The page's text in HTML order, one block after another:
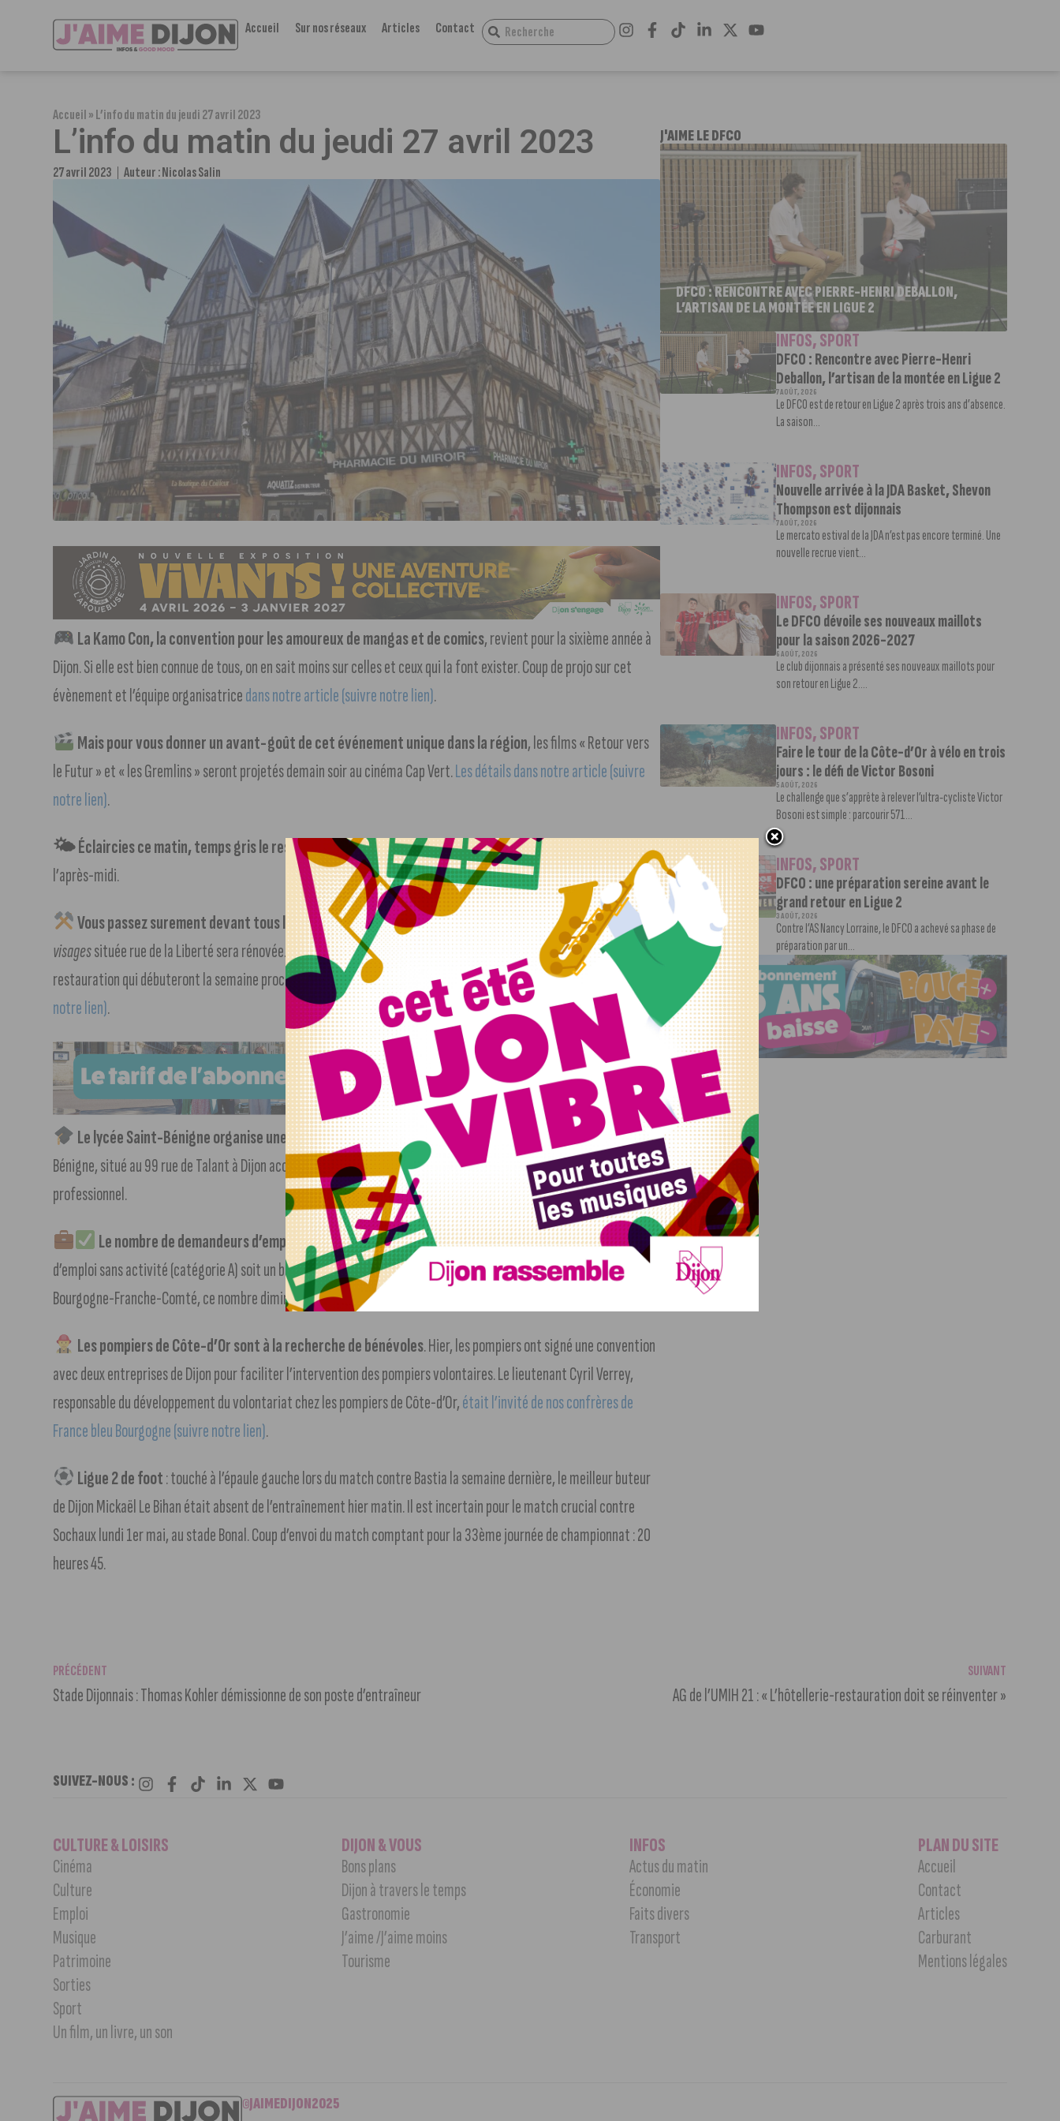
Accueil Sur nos réseaux Articles Contact
Accueil»L’info du matin du jeudi 27 avril 2023
L’info du matin du jeudi 27 avril 2023
27 avril 2023 Auteur :Nicolas Salin
La Kamo Con, la convention pour les amoureux de mangas et de comics, revient pour la sixième année à
Dijon. Si elle est bien connue de tous, on en sait moins sur celles et ceux qui la font exister. Coup de projo sur cet
évènement et l’équipe organisatricedans notre article (suivre notre lien).
Mais pour vous donner un avant-goût de cet événement unique dans la région, les films « Retour vers
le Futur » et « les Gremlins » seront projetés demain soir au cinéma Cap Vert.Les détails dans notre article (suivre
notre lien).
🌤 Éclaircies ce matin, temps gris le reste du temps.Comptez 10 degrés pour la matinée, 15 degrés pour
l’après-midi.
Vous passez surement devant tous les jours, elle est l’un des symboles de Dijon:la Maison aux trois
visagessituée rue de la Liberté sera rénovée. 6 mois et 500.000 euros seront nécessaires pour les travaux de
restauration qui débuteront la semaine prochaine.Les détails dans l’article de nos confrères du Bien Public (suivre
notre lien).
Le lycée Saint-Bénigne organise une journée portes ouvertes demain de 17h à 20h. Le lycée Saint-
Bénigne, situé au 99 rue de Talant à Dijon accompagne les élèves jusqu’au BAC général, technologique ou
professionnel.
Le nombre de demandeurs d’emploi continue de baisser en Côte d’Or. On compte 18.000 demandeurs
d’emploi sans activité (catégorie A) soit un baisse de 0,9 % sur un trimestre et de 1,6% sur un an. Dans la région
Bourgogne-Franche-Comté, ce nombre diminue de 1,3% sur un trimestre (soit une baisse de 2,8 % sur un an).
Les pompiers de Côte-d’Or sont à la recherche de bénévoles. Hier, les pompiers ont signé une convention
avec deux entreprises de Dijon pour faciliter l’intervention des pompiers volontaires. Le lieutenant Cyril Verrey,
responsable du développement du volontariat chez les pompiers de Côte-d’Or,était l’invité de nos confrères de
France bleu Bourgogne (suivre notre lien).
Ligue 2 de foot: touché à l’épaule gauche lors du match contre Bastia la semaine dernière, le meilleur buteur
de Dijon Mickaël Le Bihan était absent de l’entraînement hier matin. Il est incertain pour le match crucial contre
Sochaux lundi 1er mai, au stade Bonal. Coup d’envoi du match comptant pour la 33ème journée de championnat : 20
heures 45.
J'AIME LE DFCO
DFCO : RENCONTRE AVEC PIERRE-HENRI DEBALLON,
L’ARTISAN DE LA MONTÉE EN LIGUE 2
INFOS,SPORT
DFCO : Rencontre avec Pierre-Henri
Deballon, l’artisan de la montée en Ligue 2
7 AOÛT, 2026
Le DFCO est de retour en Ligue 2 après trois ans d’absence.
La saison...
INFOS,SPORT
Nouvelle arrivée à la JDA Basket, Shevon
Thompson est dijonnais
7 AOÛT, 2026
Le mercato estival de la JDA n’est pas encore terminé. Une
nouvelle recrue vient...
INFOS,SPORT
Le DFCO dévoile ses nouveaux maillots
pour la saison 2026-2027
6 AOÛT, 2026
Le club dijonnais a présenté ses nouveaux maillots pour
son retour en Ligue 2....
INFOS,SPORT
Faire le tour de la Côte-d’Or à vélo en trois
jours : le défi de Victor Bosoni
5 AOÛT, 2026
Le challenge que s’apprête à relever l’ultra-cycliste Victor
Bosoni est simple : parcourir 571...
INFOS,SPORT
DFCO : une préparation sereine avant le
grand retour en Ligue 2
3 AOÛT, 2026
Contre l’AS Nancy Lorraine, le DFCO a achevé sa phase de
préparation par un...
PRÉCÉDENT
Stade Dijonnais : Thomas Kohler démissionne de son poste d’entraîneur
SUIVANT
AG de l’UMIH 21 : « L’hôtellerie-restauration doit se réinventer »
SUIVEZ-NOUS :
CULTURE & LOISIRS
Cinéma
Culture
Emploi
Musique
Patrimoine
Sorties
Sport
Un film, un livre, un son
DIJON & VOUS
Bons plans
Dijon à travers le temps
Gastronomie
J’aime /J’aime moins
Tourisme
INFOS
Actus du matin
Économie
Faits divers
Transport
PLAN DU SITE
Accueil
Contact
Articles
Carburant
Mentions légales
©JAIMEDIJON2025